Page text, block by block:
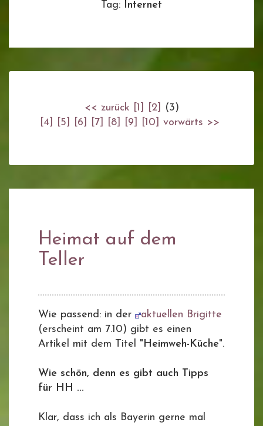
Tag: Internet
<< zurück [1] [2]
(3)
[4]
[5] [6] [7] [8] [9] [10] vorwärts >>
Heimat auf dem
Teller
Wie passend: in der
aktuellen Brigitte
(erscheint am 7.10) gibt es einen
Artikel mit dem Titel "Heimweh-Küche".
Wie schön, denn es gibt auch Tipps
für HH ...
Klar, dass ich als Bayerin gerne mal